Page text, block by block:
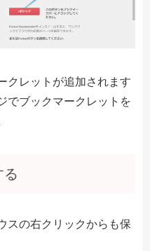
クレットが追加されます
でブックマークレットを
る
スの右クリックからも保